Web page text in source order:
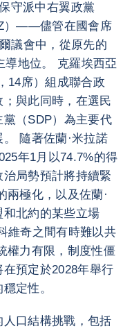
守派中右翼政黨
）——儘管在國會席
議會中，從原先的
導地位。 克羅埃西亞
14席）組成聯合政
與此同時，在選民
（SDP）為主要代
隨著佐蘭·米拉諾
年1月以74.7%的得
局勢預計將持續緊
兩極化，以及佐蘭·
北約的某些立場
維奇之間有時難以共
權力有限，制度性僵
預定於2028年舉行
定性。
口結構挑戰，包括